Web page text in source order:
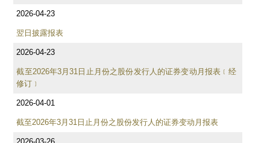
2026-04-23
翌日披露报表
2026-04-23
截至2026年3月31日止月份之股份发行人的证券变动月报表﹝经
修订﹞
2026-04-01
截至2026年3月31日止月份之股份发行人的证券变动月报表